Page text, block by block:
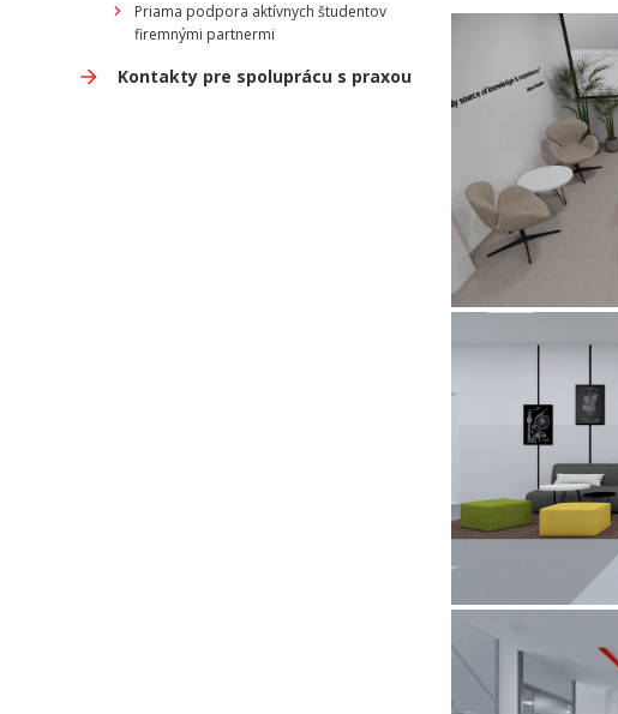
Priama podpora aktívnych študentov
firemnými partnermi
Kontakty pre spoluprácu s praxou